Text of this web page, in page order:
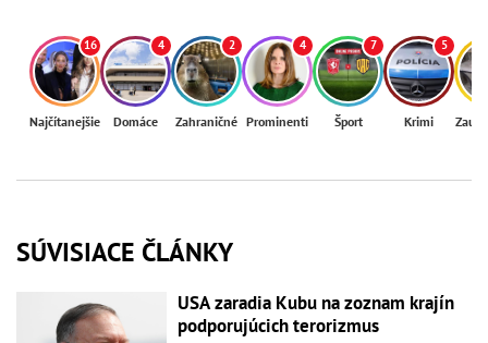
16
Najčítanejšie
4
Domáce
2
Zahraničné
4
Prominenti
7
Šport
5
Krimi
SÚVISIACE ČLÁNKY
USA zaradia Kubu na zoznam krajín
podporujúcich terorizmus